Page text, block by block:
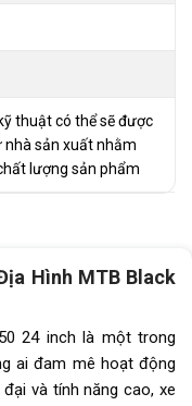
thuật có thể sẽ được
nhà sản xuất nhằm
lượng sản phẩm
Hình MTB Black
24 inch là một trong
ai đam mê hoạt động
và tính năng cao, xe